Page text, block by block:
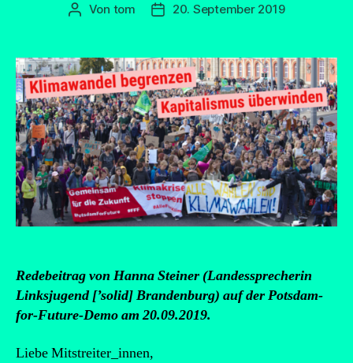
Beitragsautor
Von tom Beitragsdatum
20. September 2019
Redebeitrag von Hanna Steiner (Landessprecherin
Linksjugend [’solid] Brandenburg) auf der Potsdam-
for-Future-Demo am 20.09.2019.
Liebe Mitstreiter_innen,